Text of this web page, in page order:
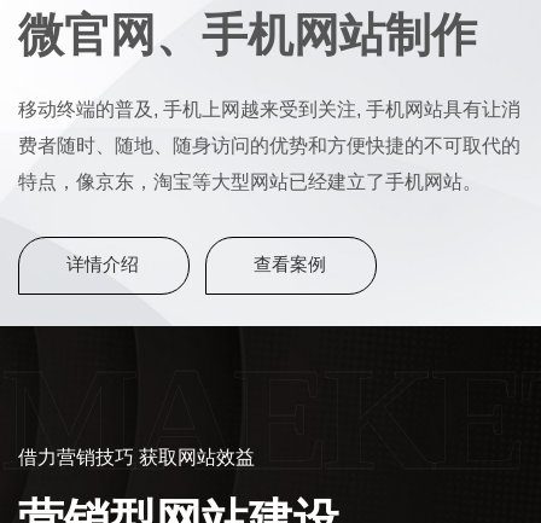
微官网、手机网站制作
移动终端的普及, 手机上网越来受到关注, 手机网站具有让消
费者随时、随地、随身访问的优势和方便快捷的不可取代的
特点，像京东，淘宝等大型网站已经建立了手机网站。
详情介绍 查看案例
借力营销技巧 获取网站效益